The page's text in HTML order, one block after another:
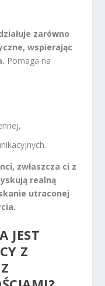
zarówno
wspierając
Pomaga na
zwłaszcza ci z
realną
utraconej
JEST
Z